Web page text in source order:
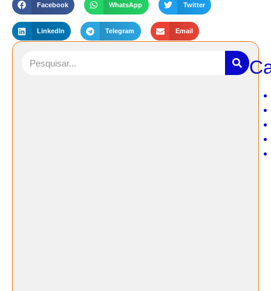
Facebook WhatsApp Twitter
LinkedIn Telegram Email